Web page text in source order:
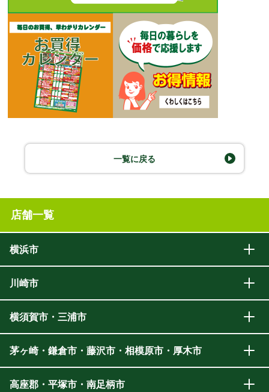
一覧に戻る
店舗一覧
横浜市
川崎市
横須賀市・三浦市
茅ヶ崎・鎌倉市・藤沢市・相模原市・厚木市
高座郡・平塚市・南足柄市